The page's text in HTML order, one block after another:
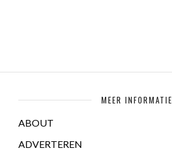
MEER INFORMATIE
ABOUT
ADVERTEREN